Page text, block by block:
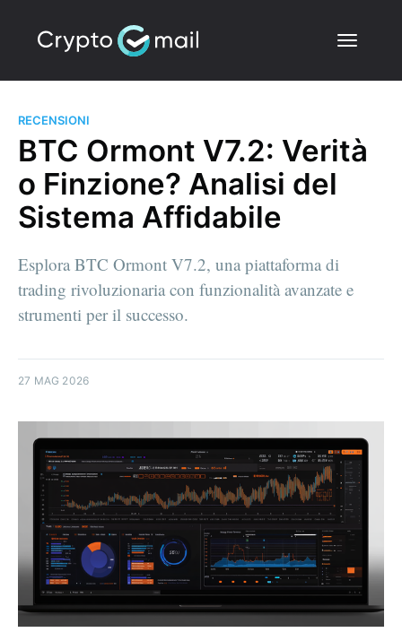
RECENSIONI
BTC Ormont V7.2: Verità
o Finzione? Analisi del
Sistema Affidabile
Esplora BTC Ormont V7.2, una piattaforma di
trading rivoluzionaria con funzionalità avanzate e
strumenti per il successo.
27 MAG 2026